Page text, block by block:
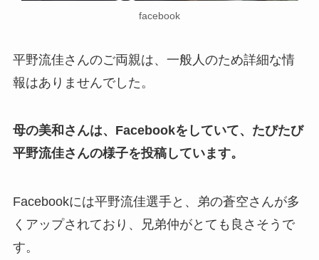
facebook
平野流佳さんのご両親は、一般人のため詳細な情
報はありませんでした。
母の美和さんは、Facebookをしていて、たびたび
平野流佳さんの様子を投稿しています。
Facebookには平野流佳選手と、弟の蒼空さんが多
くアップされており、兄弟仲がとても良さそうで
す。